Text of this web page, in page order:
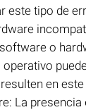
este tipo de
o
en este
La presencia